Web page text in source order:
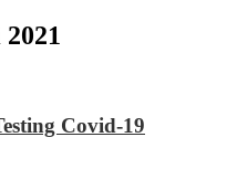
Covid-19